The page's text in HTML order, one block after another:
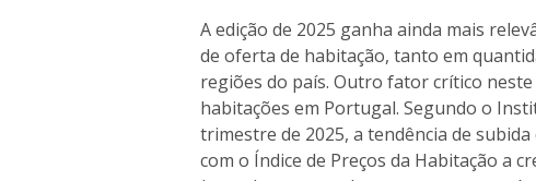
A edição de 2025 ganha ainda mais
de oferta de habitação, tanto em
regiões do país. Outro fator crítico
habitações em Portugal. Segundo o
trimestre de 2025, a tendência de
com o Índice de Preços da Habitação a